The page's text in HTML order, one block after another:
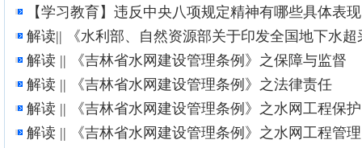
【学习教育】违反中央八项规定精神有哪些具体表
解读|| 《水利部、自然资源部关于印发全国地下水
解读 || 《吉林省水网建设管理条例》之保障与监督
解读 || 《吉林省水网建设管理条例》之法律责任
解读 || 《吉林省水网建设管理条例》之水网工程保护
解读 || 《吉林省水网建设管理条例》之水网工程管理